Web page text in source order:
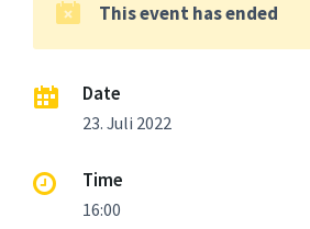
This event has ended
Date
23. Juli 2022
Time
16:00